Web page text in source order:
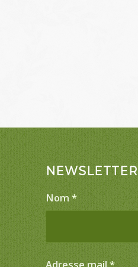
NEWSLETTER
Nom*